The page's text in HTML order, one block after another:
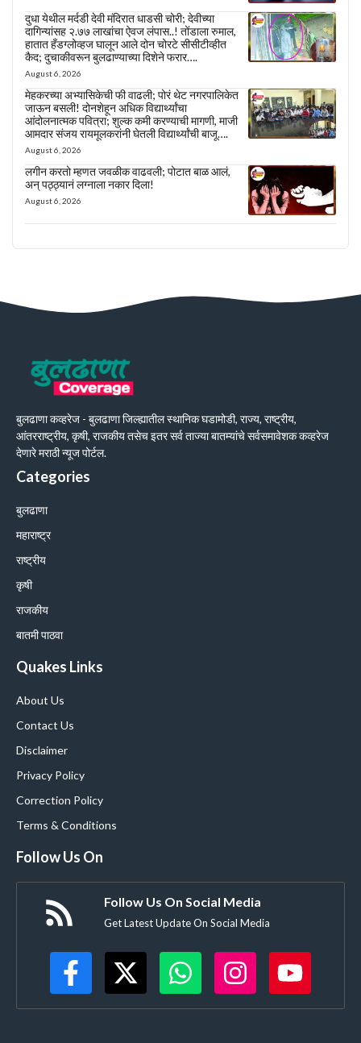
दुधा येथील मर्दडी देवी मंदिरात धाडसी चोरी; देवीच्या
दागिन्यांसह २.७७ लाखांचा ऐवज लंपास..! तोंडाला रुमाल,
हातात हँडग्लोव्हज घालून आले दोन चोरटे सीसीटीव्हीत
कैद; दुचाकीवरून बुलढाण्याच्या दिशेने फरार….
August 6, 2026
मेहकरच्या अभ्यासिकेची फी वाढली; पोरं थेट नगरपालिकेत
जाऊन बसली! दोनशेहून अधिक विद्यार्थ्यांचा
आंदोलनात्मक पवित्रा; शुल्क कमी करण्याची मागणी, माजी
आमदार संजय रायमूलकरांनी घेतली विद्यार्थ्यांची बाजू….
August 6, 2026
लगीन करतो म्हणत जवळीक वाढवली; पोटात बाळ आलं,
अन् पठ्ठ्यानं लग्नाला नकार दिला!
August 6, 2026
बुलढाणा कव्हरेज - बुलढाणा जिल्ह्यातील स्थानिक घडामोडी, राज्य, राष्ट्रीय,
आंतरराष्ट्रीय, कृषी, राजकीय तसेच इतर सर्व ताज्या बातम्यांचे सर्वसमावेशक कव्हरेज
देणारे मराठी न्यूज पोर्टल.
Categories
बुलढाणा
महाराष्ट्र
राष्ट्रीय
कृषी
राजकीय
बातमी पाठवा
Quakes Links
About Us
Contact Us
Disclaimer
Privacy Policy
Correction Policy
Terms & Conditions
Follow Us On
Follow Us On Social Media
Get Latest Update On Social Media